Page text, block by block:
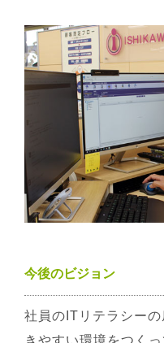
今後のビジョン
社員のITリテラシー
きやすい環境をつく